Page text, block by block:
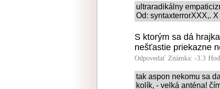
ultraradikálny
Od: syntaxterrorXXX,.
S ktorým sa dá
nešťastie priekazne
Odpovedať Známka: -3.3
tak aspon nekomu sa
kolík, - velká anténa!